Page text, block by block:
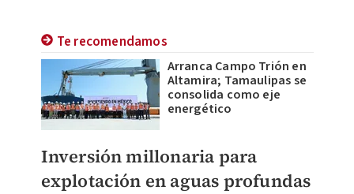
Te recomendamos
Arranca Campo Trión en
Altamira; Tamaulipas se
consolida como eje
energético
Inversión millonaria para
explotación en aguas profundas